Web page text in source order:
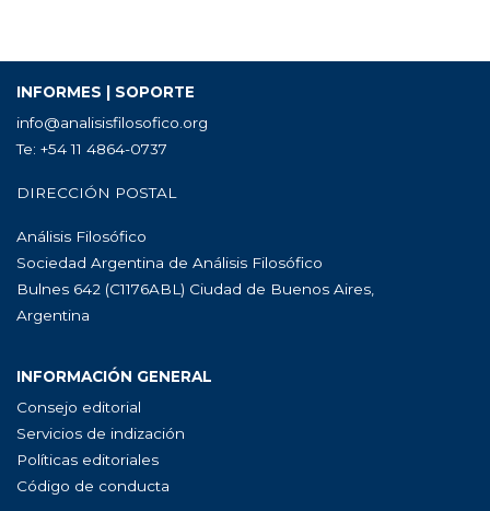
INFORMES | SOPORTE
info@analisisfilosofico.org
Te: +54 11 4864-0737
DIRECCIÓN POSTAL
Análisis Filosófico
Sociedad Argentina de Análisis Filosófico
Bulnes 642 (C1176ABL) Ciudad de Buenos Aires,
Argentina
INFORMACIÓN GENERAL
Consejo editorial
Servicios de indización
Políticas editoriales
Código de conducta